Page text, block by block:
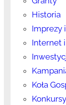
Historia
Imprezy
Internet
Koła
Konkursy